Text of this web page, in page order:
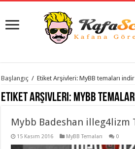
istanbul
evden
eve
organizasyon
gaziantep
evden
Başlangıç / Etiket Arşivleri: MyBB temaları indir
Etiket Arşivleri: MyBB
Mybb Badeshan illeg4lizm
15 Kasım 2016 MyBB Temaları 0